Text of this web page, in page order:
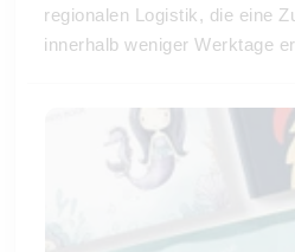
regionalen Logistik, die eine
innerhalb weniger Werktage